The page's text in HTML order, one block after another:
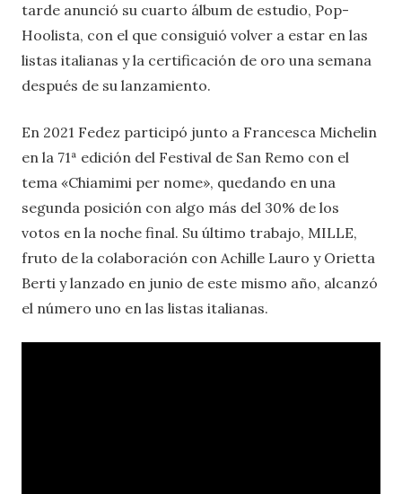
tarde anunció su cuarto álbum de estudio, Pop-
Hoolista, con el que consiguió volver a estar en las
listas italianas y la certificación de oro una semana
después de su lanzamiento.
En 2021 Fedez participó junto a Francesca Michelin
en la 71ª edición del Festival de San Remo con el
tema «Chiamimi per nome», quedando en una
segunda posición con algo más del 30% de los
votos en la noche final. Su último trabajo, MILLE,
fruto de la colaboración con Achille Lauro y Orietta
Berti y lanzado en junio de este mismo año, alcanzó
el número uno en las listas italianas.